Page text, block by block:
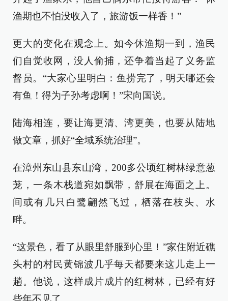
渔期也不怕没收入了，旅游饭一样香！”
更大的变化在观念上。如今休渔期一到，渔民
们自觉收网，没人偷捕，还争着当起了义务监
督员。“大家心里明白：鱼捞完了，明天哪还会
有鱼！得为子孙考虑啊！”宋向国说。
陆海相连，要让海更清、湾更美，也要从陆地
做文章，抓好“全域系统治理”。
在漳州东山县东山湾，200多公顷红树林绿意葱
茏，一条木栈道宛如飘带，舒展在海面之上。
间或有几只白鹭翩然飞过，栖落在枝头、水
畔。
“这景色，看了从眼里舒服到心里！”家住附近礁
头村的村民黄锦波几乎每天都要来这儿走上一
趟。他说，这样成片成片的红树林，已经有好
些年不见了。